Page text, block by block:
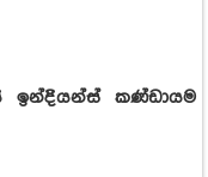
ඉන්දියන්ස් කණ්ඩායම